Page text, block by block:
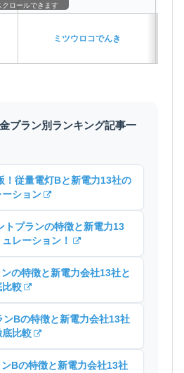
ミツウロコでんき
クロールできます
プラン別ランキング記事一
！従量電灯Bと新電力13社の
ション
トプランの特徴と新電力13
レーション！
の特徴と新電力会社13社と
比較
Bの特徴と新電力会社13社
底比較
Bの特徴と新電力会社13社